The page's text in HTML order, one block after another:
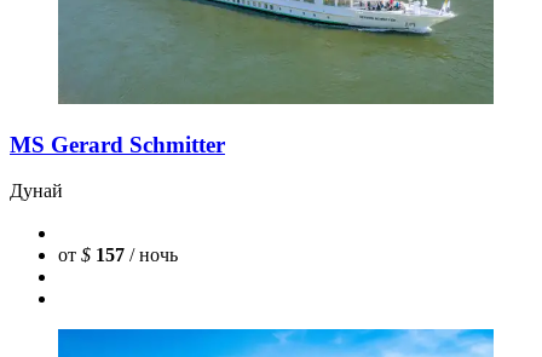
MS Gerard Schmitter
Дунай
от $ 157 / ночь